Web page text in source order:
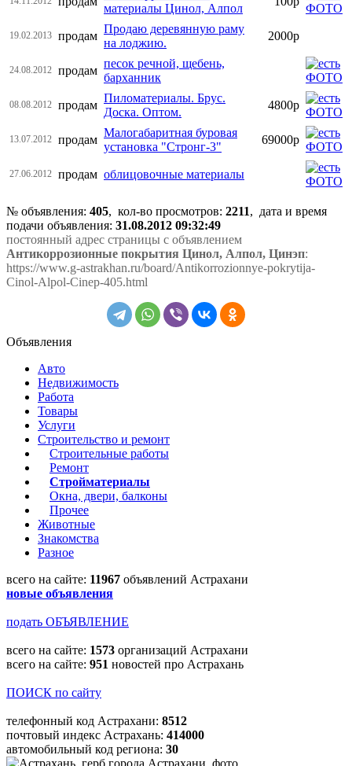
материалы Цинол, Алпол
19.02.2013 продам
Продаю деревянную раму
на лоджию.
2000р
24.08.2012 продам
песок речной, щебень,
барханник
08.08.2012 продам
Пиломатериалы. Брус.
Доска. Оптом.
4800р
13.07.2012 продам
Малогабаритная буровая
установка "Стронг-3"
69000р
27.06.2012 продам облицовочные материалы
№ объявления: 405, кол-во просмотров: 2211, дата и время
подачи объявления: 31.08.2012 09:32:49
постоянный адрес страницы с объявлением
Антикоррозионные покрытия Цинол, Алпол, Цинэп:
https://www.g-astrakhan.ru/board/Antikorrozionnye-pokrytija-
Cinol-Alpol-Cinep-405.html
Объявления
Авто
Недвижимость
Работа
Товары
Услуги
Строительство и ремонт
Строительные работы
Ремонт
Стройматериалы
Окна, двери, балконы
Прочее
Животные
Знакомства
Разное
всего на сайте: 11967 объявлений Астрахани
новые объявления
подать ОБЪЯВЛЕНИЕ
всего на сайте: 1573 организаций Астрахани
всего на сайте: 951 новостей про Астрахань
ПОИСК по сайту
телефонный код Астрахани: 8512
почтовый индекс Астрахань: 414000
автомобильный код региона: 30